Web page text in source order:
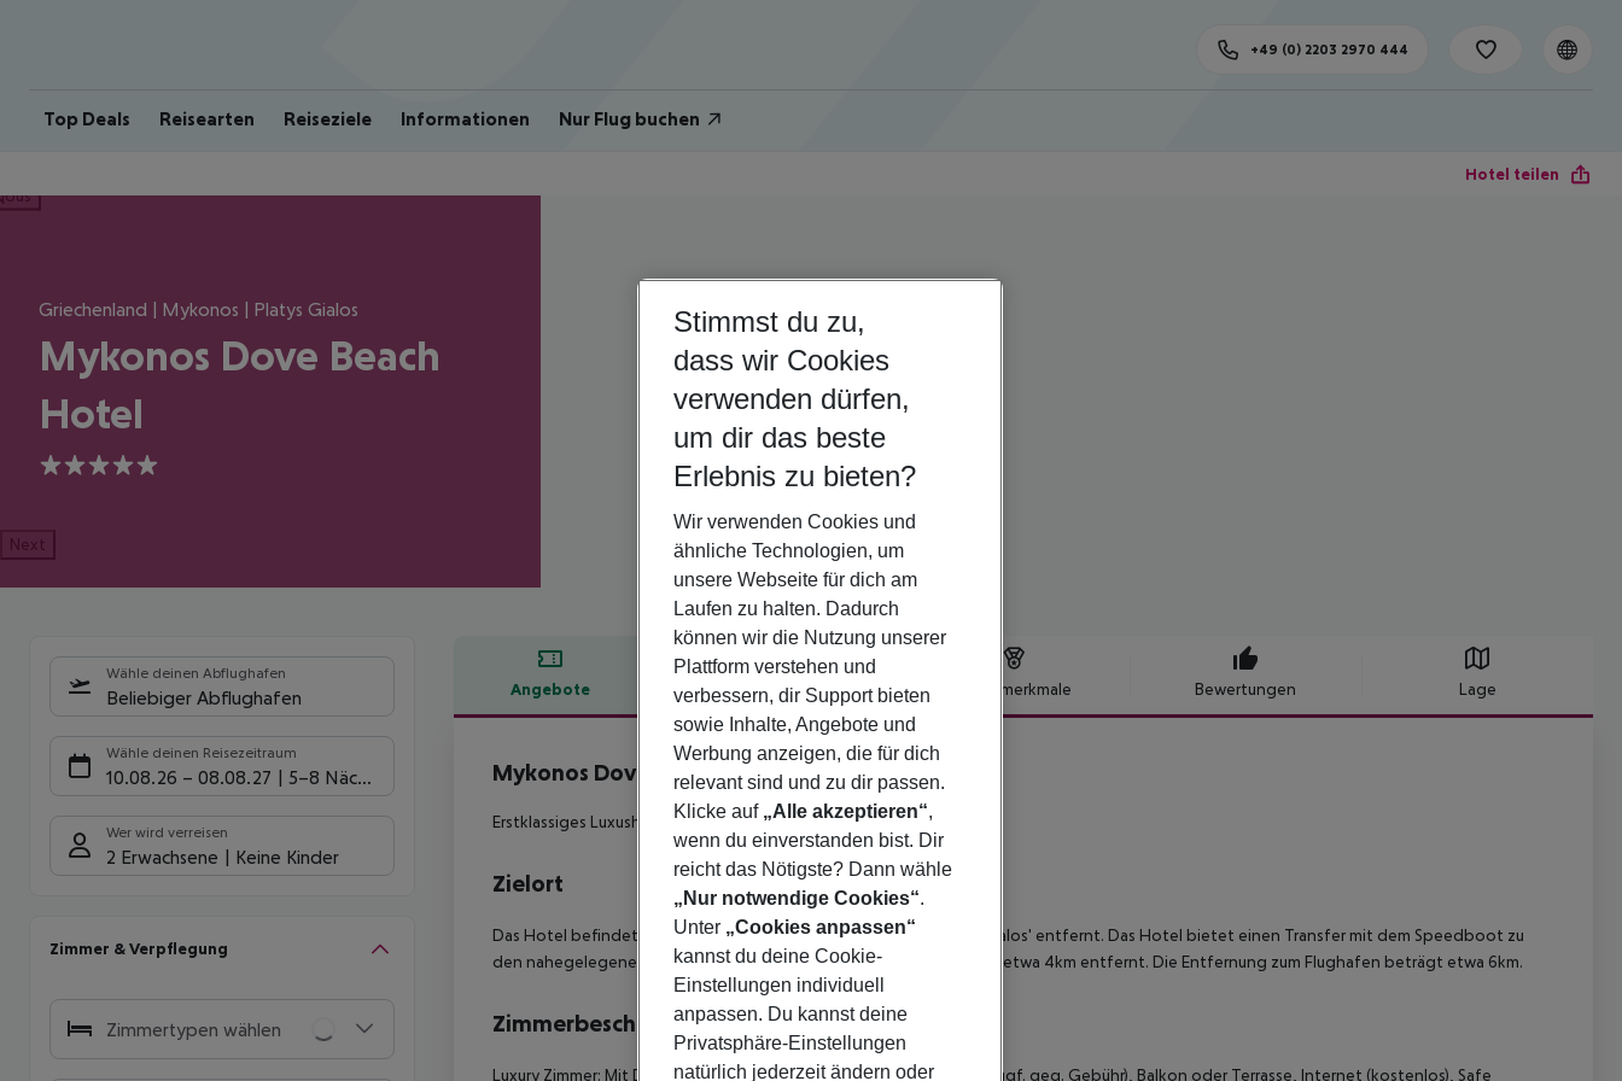
Top Deals Reisearten Reiseziele Informationen Nur Flug buchen
+49 (0) 2203 2970 444
Hotel teilen
Griechenland | Mykonos | Platys Gialos
Mykonos Dove Beach
Hotel
5
Next
Wähle deinen Abflughafen
Beliebiger Abflughafen
Wähle deinen Reisezeitraum
10.08.26 – 08.08.27 5-8 Nächte
Wer wird verreisen
2 Erwachsene Keine Kinder
Zimmer & Verpflegung
Zimmertypen wählen
Angebote Hotelbeschreibung Hotelmerkmale Bewertungen Lage
Hotelbeschreibung
Mykonos Dove Beach Hotel
5
Erstklassiges Luxushotel mit traumhafter Lage!
Zielort
Das Hotel befindet sich etwa 50m vom traumhaften Strand 'Platis Yialos' entfernt. Das Hotel bietet einen Transfer mit dem Speedboot zu
den nahegelegenen Stränden gegen Gebühr an. Mykonos Stadt ist etwa 4km entfernt. Die Entfernung zum Flughafen beträgt etwa 6km.
Zimmerbeschreibung
Luxury Zimmer: Mit Doppelbett, Wasserkocher (kostenlos), Minibar (ggf. geg. Gebühr), Balkon oder Terrasse, Internet (kostenlos), Safe
Stimmst du zu,
dass wir Cookies
verwenden dürfen,
um dir das beste
Erlebnis zu bieten?
Wir verwenden Cookies und
ähnliche Technologien, um
unsere Webseite für dich am
Laufen zu halten. Dadurch
können wir die Nutzung unserer
Plattform verstehen und
verbessern, dir Support bieten
sowie Inhalte, Angebote und
Werbung anzeigen, die für dich
relevant sind und zu dir passen.
Klicke auf „Alle akzeptieren“,
wenn du einverstanden bist. Dir
reicht das Nötigste? Dann wähle
„Nur notwendige Cookies“.
Unter „Cookies anpassen“
kannst du deine Cookie-
Einstellungen individuell
anpassen. Du kannst deine
Privatsphäre-Einstellungen
natürlich jederzeit ändern oder